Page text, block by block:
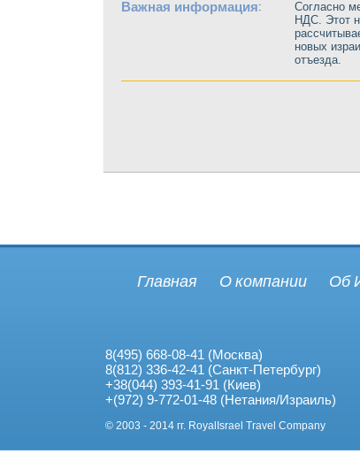
Важная информация:
Согласно
НДС. Этот
новых
отъезда.
Главная О компании Об
8(495) 668-08-41 (Москва)
8(812) 336-42-41 (Санкт-Петербург)
+38(044) 393-41-91 (Киев)
+(972) 9-772-01-48 (Нетания/Израиль)
© 2003 - 2014 гг. RoyalIsrael Travel Company